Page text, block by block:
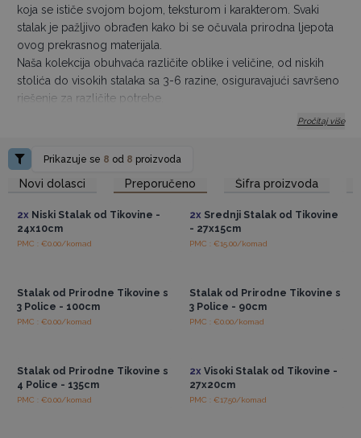
koja se ističe svojom bojom, teksturom i karakterom. Svaki
stalak je pažljivo obrađen kako bi se očuvala prirodna ljepota
ovog prekrasnog materijala.
Naša kolekcija obuhvaća različite oblike i veličine, od niskih
stolića do visokih stalaka sa 3-6 razine, osiguravajući savršeno
rješenje za različite potrebe.
Ove svestrane stalke koristimo kao idealne izložbene površine
do većih predmeta kao što su vaze, biljke pa čak i knjige.
Prepoznajući najvažniji značaj prezentacije, naši izložbeni stalci
privlače pozornost i pojačavaju privlačnost vaših proizvoda
Bilo da vaša vizija traži rustikalnu, boemsku atmosferu ili je
usmjerena prema suvremenom, minimalističkom stilu, naše
Unesite prirodnu eleganciju u svoju trgovinu i otkrijte
ljepotu i izdržljivost tikovine s našim jedinstvenim
stalcima.
Pročitaj više
Prikazuje se 8 od 8 proizvoda
Novi dolasci Preporučeno Šifra proizvoda
Pristup veleprodajnim
cijenama
2x Niski Stalak od Tikovine -
24x10cm
PMC : €0.00/komad
Pristup veleprodajnim
cijenama
2x Srednji Stalak od Tikovine
- 27x15cm
PMC : €15.00/komad
Stalak od Prirodne Tikovine s
3 Police - 100cm
PMC : €0.00/komad
Stalak od Prirodne Tikovine s
3 Police - 90cm
PMC : €0.00/komad
Stalak od Prirodne Tikovine s
4 Police - 135cm
PMC : €0.00/komad
2x Visoki Stalak od Tikovine -
27x20cm
PMC : €17.50/komad